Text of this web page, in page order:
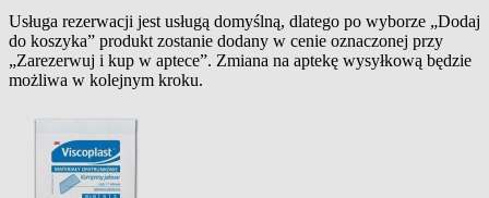
Usługa rezerwacji jest usługą domyślną, dlatego po wyborze „Dodaj
do koszyka” produkt zostanie dodany w cenie oznaczonej przy
„Zarezerwuj i kup w aptece”. Zmiana na aptekę wysyłkową będzie
możliwa w kolejnym kroku.